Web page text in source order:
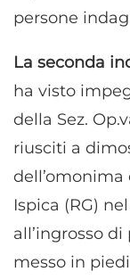
persone
La seconda
ha visto
della Sez.
riusciti a
Ispica (RG)
all’ingrosso
messo in